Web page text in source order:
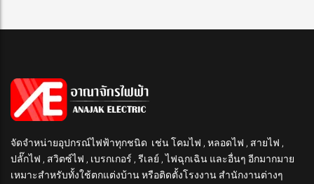
จัดจำหน่ายอุปกรณ์ไฟฟ้าทุกชนิด เช่น โคมไฟ , หลอดไฟ , สายไฟ ,
ปลั๊กไฟ , สวิตซ์ไฟ , เบรกเกอร์ , รีเลย์ , ไฟฉุกเฉิน และอื่นๆ อีกมากมาย
เหมาะสำหรับทั้งใช้ตกแต่งบ้าน หรือติดตั้งโรงงาน สำนักงานต่างๆ